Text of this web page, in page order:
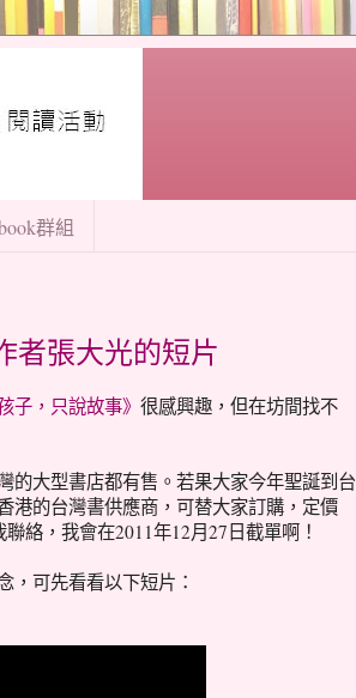
群組
者張大光的短片
子，只說故事》 很感興趣，但在坊間找不
的大型書店都有售。若果大家今年聖誕到台
港的台灣書供應商，可替大家訂購，定價
絡，我會在2011年12月27日截單啊！
，可先看看以下短片：